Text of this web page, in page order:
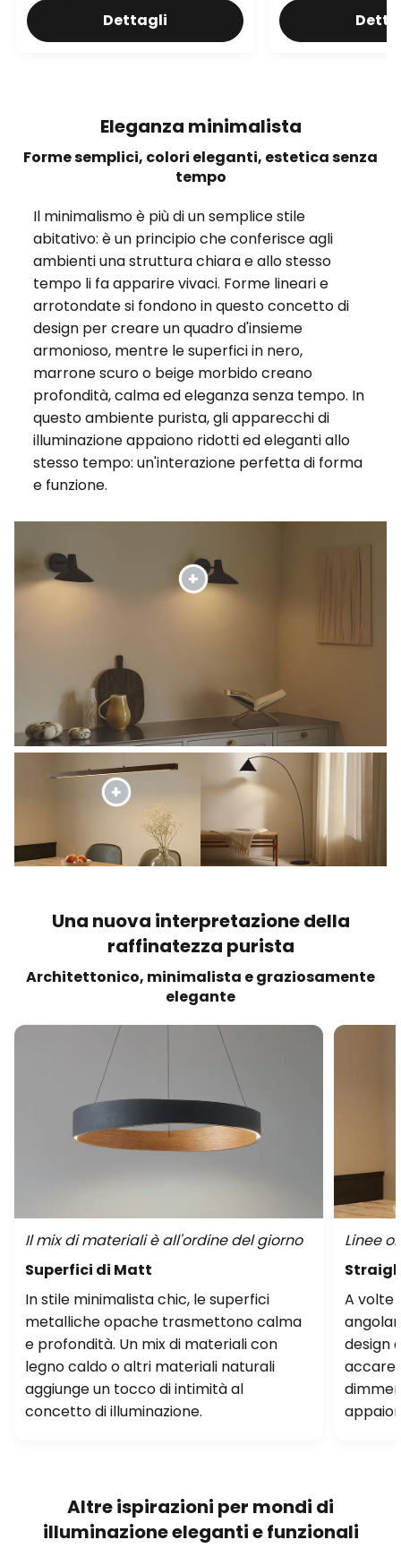
Dettagli
Eleganza minimalista
Forme semplici, colori eleganti, estetica senza
tempo
Il minimalismo è più di un semplice stile
abitativo: è un principio che conferisce agli
ambienti una struttura chiara e allo stesso
tempo li fa apparire vivaci. Forme lineari e
arrotondate si fondono in questo concetto di
design per creare un quadro d'insieme
armonioso, mentre le superfici in nero,
marrone scuro o beige morbido creano
profondità, calma ed eleganza senza tempo. In
questo ambiente purista, gli apparecchi di
illuminazione appaiono ridotti ed eleganti allo
stesso tempo: un'interazione perfetta di forma
e funzione.
Una nuova interpretazione della
raffinatezza purista
Architettonico, minimalista e graziosamente
elegante
Il mix di materiali è all'ordine del giorno
Superfici di Matt
In stile minimalista chic, le superfici
metalliche opache trasmettono calma
e profondità. Un mix di materiali con
legno caldo o altri materiali naturali
aggiunge un tocco di intimità al
concetto di illuminazione.
Linee
A volte
design
Altre ispirazioni per mondi di
illuminazione eleganti e funzionali